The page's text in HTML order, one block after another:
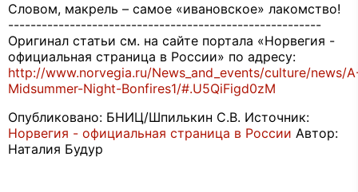
Словом, макрель – самое «ивановское» лакомство!
--------------------------------------------------------
Оригинал статьи см. на сайте портала «Норвегия -
официальная страница в России» по адресу:
http://www.norvegia.ru/News_and_events/culture/news/
Midsummer-Night-Bonfires1/#.U5QiFigd0zM
Опубликовано: БНИЦ/Шпилькин С.В. Источник:
Норвегия - официальная страница в России Автор:
Наталия Будур